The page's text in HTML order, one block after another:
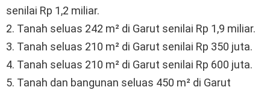
senilai Rp 1,2 miliar.
2. Tanah seluas 242 m² di Garut senilai Rp 1,9 miliar.
3. Tanah seluas 210 m² di Garut senilai Rp 350 juta.
4. Tanah seluas 210 m² di Garut senilai Rp 600 juta.
5. Tanah dan bangunan seluas 450 m² di Garut